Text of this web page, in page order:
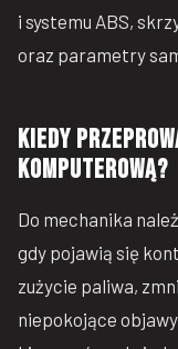
i systemu ABS,
oraz parametry
Kiedy
komputerową?
Do mechanika
gdy pojawią się
zużycie paliwa,
niepokojące